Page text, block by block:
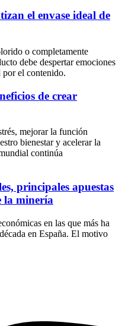
el envase ideal de
o completamente
debe despertar emociones
por el contenido.
de crear
mejorar la función
bienestar y acelerar la
continúa
principales apuestas
la minería
en las que más ha
en España. El motivo